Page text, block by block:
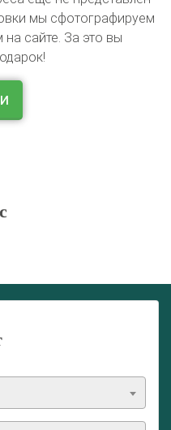
мы сфотографируем
сайте. За это вы